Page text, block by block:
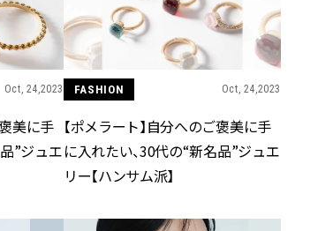
Oct, 24,2023
美に手
”ジュエ
FASHION Oct, 24,2023
【ポメラート】自分へのご褒美に手
に入れたい、30代の“新名品”ジュエ
リー【ハンサム派】
燥」を防ぐ【ベタつかない名品
クリーム】3選＜30代のベストコ
スメ＞ | CLASSY.[クラッシィ]
BEAUTY Nov, 17, 2025
り直しできない・皮むけしやす
いetc.悩みをクリア | CLASSY.[ク
BEAUTY Aug, 5, 2026
式ゲスト
ンピ”は『
正解！ |
ング４選
を『マリ
WEDDING